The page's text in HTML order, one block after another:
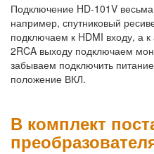
Подключение HD-101V
например, спутниковый
подключаем к HDMI входу, а
2RCA выходу подключаем
забываем подключить
положение ВКЛ.
В комплект